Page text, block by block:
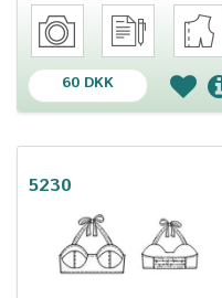
60 DKK
5230